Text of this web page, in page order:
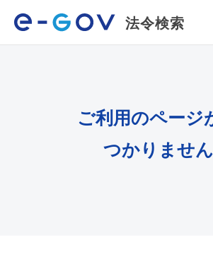
法令検索
ご利用のページ
つかりません